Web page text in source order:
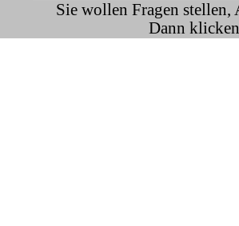
Sie wollen Fragen stellen,
Dann